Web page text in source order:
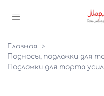
Главная
Подносы, подложки для
Подложки для торта